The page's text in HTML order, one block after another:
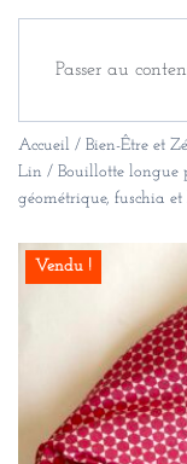
Passer au
Accueil / Bien-Être et
Lin / Bouillotte longue
géométrique, fuschia
Vendu !